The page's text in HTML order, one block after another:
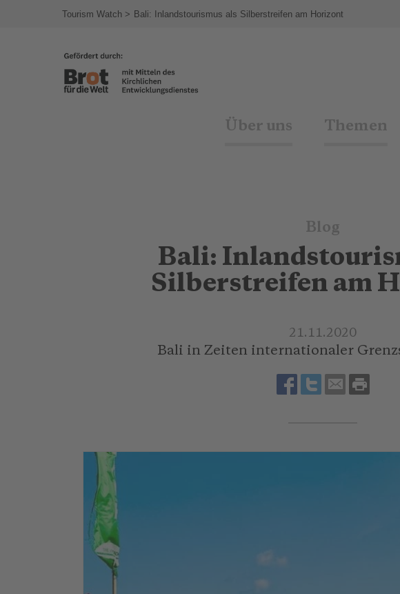
Tourism Watch Bali: Inlandstourismus als Silberstreifen am Horizont
Über uns Themen
Blog
Bali:
Silberstreifen am
21.11.2020
Bali in Zeiten internationaler